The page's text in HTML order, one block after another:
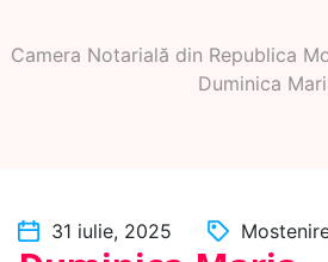
Camera Notarială din Republica
Duminica
31 iulie, 2025